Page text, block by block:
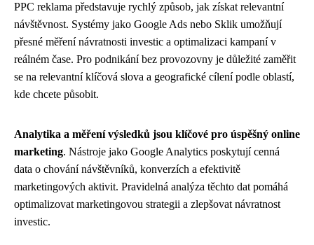
PPC reklama představuje rychlý způsob, jak získat relevantní
návštěvnost. Systémy jako Google Ads nebo Sklik umožňují
přesné měření návratnosti investic a optimalizaci kampaní v
reálném čase. Pro podnikání bez provozovny je důležité zaměřit
se na relevantní klíčová slova a geografické cílení podle oblastí,
kde chcete působit.
Analytika a měření výsledků jsou klíčové pro úspěšný online
marketing. Nástroje jako Google Analytics poskytují cenná
data o chování návštěvníků, konverzích a efektivitě
marketingových aktivit. Pravidelná analýza těchto dat pomáhá
optimalizovat marketingovou strategii a zlepšovat návratnost
investic.